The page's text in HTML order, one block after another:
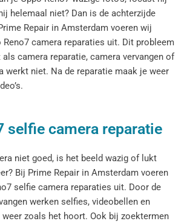
helemaal niet? Dan is de achterzijde
Repair in Amsterdam voeren wij
Reno7 camera reparaties uit. Dit probleem
camera reparatie, camera vervangen of
werkt niet. Na de reparatie maak je weer
selfie camera reparatie
niet goed, is het beeld wazig of lukt
Bij Prime Repair in Amsterdam voeren
selfie camera reparaties uit. Door de
werken selfies, videobellen en
zoals het hoort. Ook bij zoektermen